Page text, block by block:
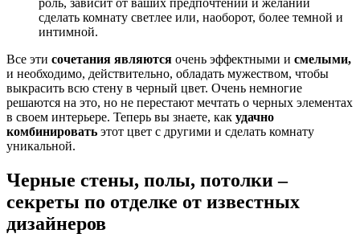
роль, зависит от ваших предпочтений и желании
сделать комнату светлее или, наоборот, более темной и
интимной.
Все эти сочетания являются очень эффектными и смелыми,
и необходимо, действительно, обладать мужеством, чтобы
выкрасить всю стену в черный цвет. Очень немногие
решаются на это, но не перестают мечтать о черных элементах
в своем интерьере. Теперь вы знаете, как удачно
комбинировать этот цвет с другими и сделать комнату
уникальной.
Черные стены, полы, потолки –
секреты по отделке от известных
дизайнеров